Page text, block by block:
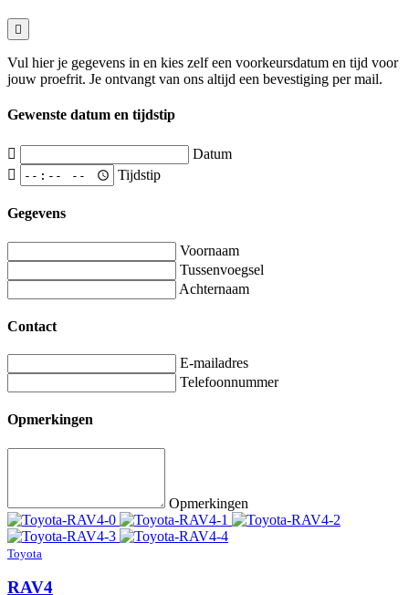
Vul hier je gegevens in en kies zelf een voorkeursdatum en tijd voor
jouw proefrit. Je ontvangt van ons altijd een bevestiging per mail.
Gewenste datum en tijdstip
Datum
Tijdstip
Gegevens
Voornaam
Tussenvoegsel
Achternaam
Contact
E-mailadres
Telefoonnummer
Opmerkingen
Opmerkingen
Toyota
RAV4